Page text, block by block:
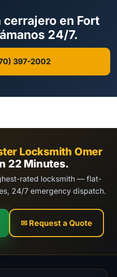
en Fort
24/7.
397-2002
Locksmith Omer
22 Minutes.
rated locksmith — flat-
24/7 emergency dispatch.
✉ Request a Quote